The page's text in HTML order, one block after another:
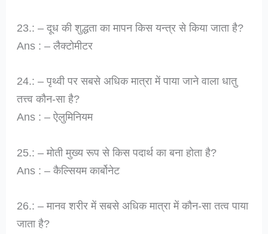
23.: – दूध की शुद्धता का मापन किस यन्त्र से किया जाता है?
Ans : – लैक्टोमीटर
24.: – पृथ्वी पर सबसे अधिक मात्रा में पाया जाने वाला धातु
तत्त्व कौन-सा है?
Ans : – ऐलुमिनियम
25.: – मोती मुख्य रूप से किस पदार्थ का बना होता है?
Ans : – कैल्सियम कार्बोनेट
26.: – मानव शरीर में सबसे अधिक मात्रा में कौन-सा तत्व पाया
जाता है?